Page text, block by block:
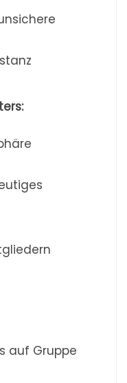
auf Gruppe